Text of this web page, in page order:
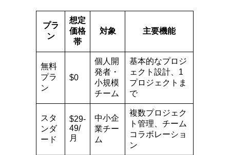
プラ
ン
想定
価格
帯
対象 主要機能
無料
プラ
ン
$0
個人開
発者・
小規模
チーム
基本的なプロジ
ェクト設計、1
プロジェクトま
で
スタ
ンダ
ード
$29-
49/
月
中小企
業チー
ム
複数プロジェク
ト管理、チーム
コラボレーショ
ン